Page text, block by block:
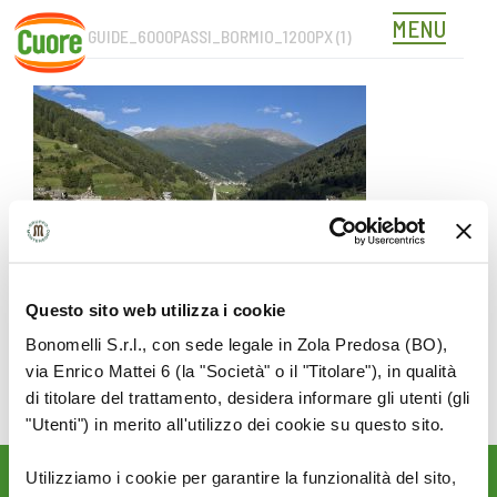
Questo sito web utilizza i cookie
Bonomelli S.r.l., con sede legale in Zola Predosa (BO),
via Enrico Mattei 6 (la "Società" o il "Titolare"), in qualità
di titolare del trattamento, desidera informare gli utenti (gli
"Utenti") in merito all'utilizzo dei cookie su questo sito.
Utilizziamo i cookie per garantire la funzionalità del sito,
Skip
content
MENU
COVER_GUIDE_6000PASSI_BORMIO_1200PX (1)